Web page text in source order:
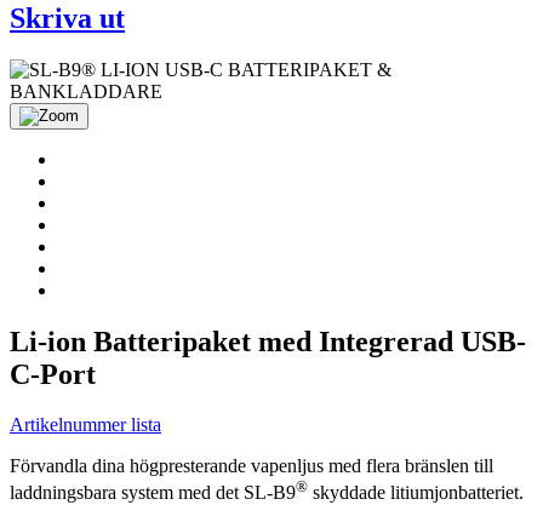
Skriva ut
Li-ion Batteripaket med Integrerad USB-
C-Port
Artikelnummer lista
Förvandla dina högpresterande vapenljus med flera bränslen till
laddningsbara system med det SL-B9® skyddade litiumjonbatteriet.